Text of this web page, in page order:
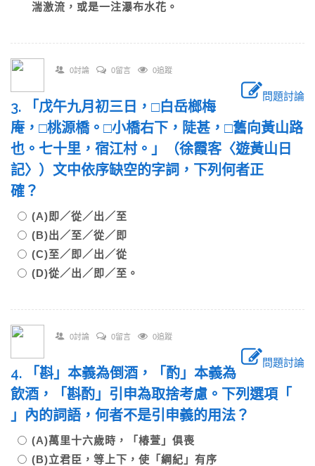
湍激流，或是一注瀑布水花。
0討論 0留言 0追蹤
問題討論
3. 「戊午九月初三日，□白岳榔梅
庵，□桃源橋。□小橋右下，陡甚，□舊向黃山路
也。七十里，宿江村。」（徐霞客〈遊黃山日
記〉）文中依序缺空的字詞，下列何者正
確？
(A)即／從／出／至
(B)出／至／從／即
(C)至／即／出／從
(D)從／出／即／至。
0討論 0留言 0追蹤
問題討論
4. 「斟」本義為倒酒，「酌」本義為
飲酒，「斟酌」引申為取捨考慮。下列選項「
」內的詞語，何者不是引申義的用法？
(A)萬里十六歲時，「椿萱」俱喪
(B)立君臣，等上下，使「綱紀」有序